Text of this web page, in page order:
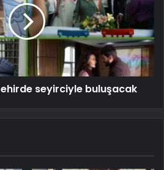
seyirciyle buluşacak